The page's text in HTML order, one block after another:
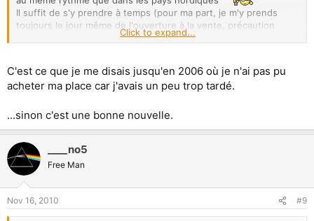
Il suffit de s'y prendre à temps (pour ma part, je m'y prends
toujours le jour même de l'ouverture à la vente, précaution
oblige) mais souvent il reste encore des places dispos plusieurs
Reste à voir si cette fois je montrais à Paris, où si une date
Suisse est prévue...
Wait & see
Click to expand...
C'est ce que je me disais jusqu'en 2006 où je n'ai pas pu
acheter ma place car j'avais un peu trop tardé.
...sinon c'est une bonne nouvelle.
____no5
Free Man
Nov 16, 2010 #9